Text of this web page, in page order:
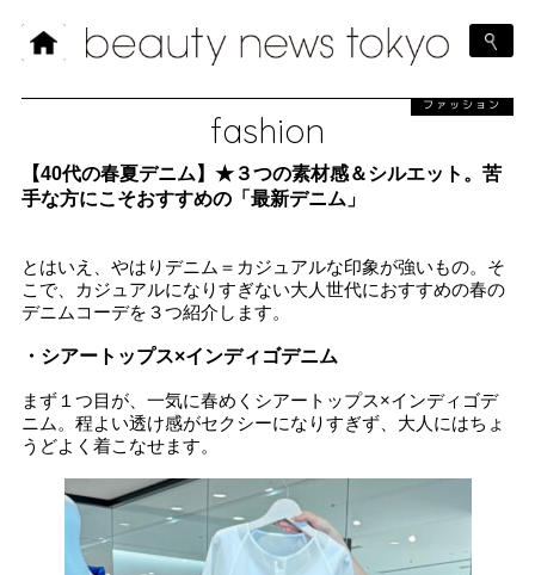
fashion
ファッション
【40代の春夏デニム】★３つの素材感＆シルエット。苦
手な方にこそおすすめの「最新デニム」
とはいえ、やはりデニム＝カジュアルな印象が強いもの。そ
こで、カジュアルになりすぎない大人世代におすすめの春の
デニムコーデを３つ紹介します。
・シアートップス×インディゴデニム
まず１つ目が、一気に春めくシアートップス×インディゴデ
ニム。程よい透け感がセクシーになりすぎず、大人にはちょ
うどよく着こなせます。